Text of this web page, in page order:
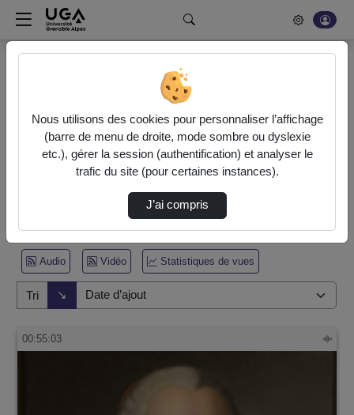
Rechercher un média sur POD
Bonjour, votre serveur vidéo a été mis à jour. Nous sommes
en train de finaliser son optimisation. L'encodage de vos
vidéos fonctionne (ne pas tenir compte du message d'erreur
actuel à la fin de votre encodage).
2 vidéos trouvées
Audio Vidéo Statistiques de vues
Tri ↘
Direction de tri
00:55:03
Nous utilisons des cookies pour personnaliser l’affichage
(barre de menu de droite, mode sombre ou dyslexie
etc.), gérer la session (authentification) et analyser le
trafic du site (pour certaines instances).
J’ai compris